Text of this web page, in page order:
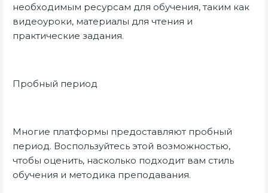
необходимым ресурсам для обучения, таким как
видеоуроки, материалы для чтения и
практические задания.
Пробный период
Многие платформы предоставляют пробный
период. Воспользуйтесь этой возможностью,
чтобы оценить, насколько подходит вам стиль
обучения и методика преподавания.